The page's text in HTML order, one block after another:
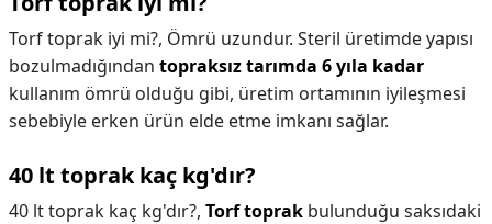
Torf toprak iyi mi?, Ömrü uzundur. Steril üretimde yapısı
bozulmadığından topraksız tarımda 6 yıla kadar
kullanım ömrü olduğu gibi, üretim ortamının iyileşmesi
sebebiyle erken ürün elde etme imkanı sağlar.
40 lt toprak kaç kg'dır?
40 lt toprak kaç kg'dır?, Torf toprak bulunduğu saksıdaki